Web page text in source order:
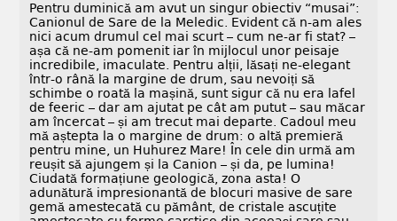
Pentru duminică am avut un singur obiectiv “musai”:
Canionul de Sare de la Meledic. Evident că n-am ales
nici acum drumul cel mai scurt – cum ne-ar fi stat? –
așa că ne-am pomenit iar în mijlocul unor peisaje
incredibile, imaculate. Pentru alții, lăsați ne-elegant
într-o rână la margine de drum, sau nevoiți să
schimbe o roată la mașină, sunt sigur că nu era lafel
de feeric – dar am ajutat pe cât am putut – sau măcar
am încercat – și am trecut mai departe. Cadoul meu
mă aștepta la o margine de drum: o altă premieră
pentru mine, un Huhurez Mare! În cele din urmă am
reușit să ajungem și la Canion – și da, pe lumina!
Ciudată formațiune geologică, zona asta! O
adunătură impresionantă de blocuri masive de sare
gemă amestecată cu pământ, de cristale ascuțite